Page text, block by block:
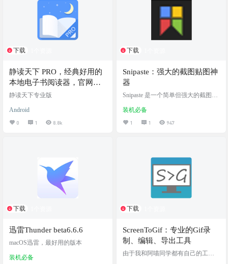
弹窗提示，最后还是选择了官方版
本。在弹窗后勾上不再提醒，就在
也没谈过广告，所以也就没放心
上。 直到今早，我点开任务栏看到
一个奇怪的东西。"天猫…
SPosed核心的免Root的Xposed框
模块插件，实现签名注入…
下载
静读天下 PRO，经典好用的
本地电子书阅读器，官网下
载+最新专业版下载
静读天下专业版
Android
0 1 8.8k
下载
Snipaste：强大的截图贴图神
器
Snipaste 是一个简单但强大的截图工
上！下载并打开 Snipaste，按下 F1
来开始截图，再按 F3，截图就在桌
大，实乃居家旅行，办公学习必备
利器！这个神器，阿喵大佬前些年
就在知乎和其他地方分享过，不知
道还有没有人没安装使用呢，效…
装机必备
1 1 947
下载
迅雷Thunder beta6.6.6
macOS迅雷，最好用的版本
装机必备
下载
ScreenToGif：专业的Gif录
制、编辑、导出工具
由于我和阿喵同学都有自己的工作